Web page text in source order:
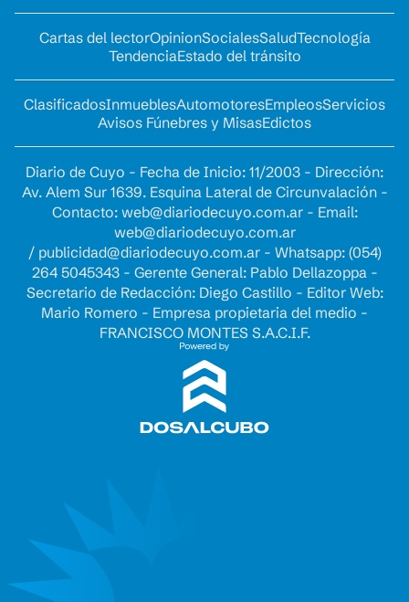
Cartas del lectorOpinionSocialesSaludTecnología
TendenciaEstado del tránsito
ClasificadosInmueblesAutomotoresEmpleosServicios
Avisos Fúnebres y MisasEdictos
Diario de Cuyo - Fecha de Inicio: 11/2003 - Dirección:
Av. Alem Sur 1639. Esquina Lateral de Circunvalación -
Contacto: web@diariodecuyo.com.ar- Email:
web@diariodecuyo.com.ar
/ publicidad@diariodecuyo.com.ar- Whatsapp: (054)
264 5045343 - Gerente General: Pablo Dellazoppa -
Secretario de Redacción: Diego Castillo - Editor Web:
Mario Romero - Empresa propietaria del medio -
FRANCISCO MONTES S.A.C.I.F.